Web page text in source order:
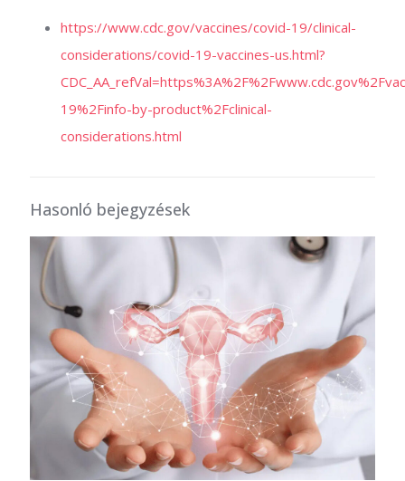
https://www.cdc.gov/vaccines/covid-19/clinical-
considerations/covid-19-vaccines-us.html?
19%2Finfo-by-product%2Fclinical-
considerations.html
Hasonló bejegyzések